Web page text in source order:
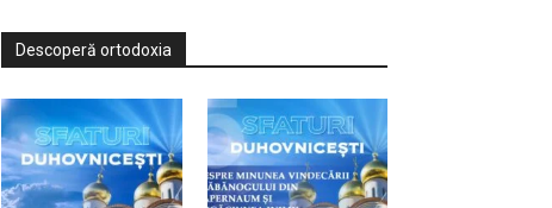
Descoperă ortodoxia